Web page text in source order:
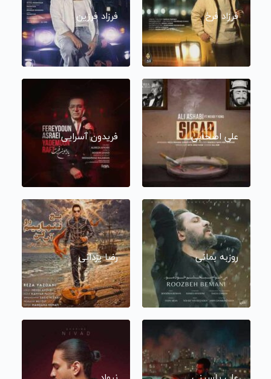
فرزاد فرخ فرزاد فرزین
علی اصحابی فریدون آسرایی
روزبه بمانی رضا یزدانی